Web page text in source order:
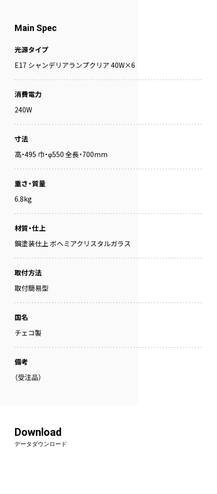
Main Spec
光源タイプ
E17 シャンデリアランプクリア 40W×6
消費電力
240W
寸法
高・495 巾・φ550 全長・700mm
重さ・質量
6.8kg
材質・仕上
鋼塗装仕上 ボヘミアクリスタルガラス
取付方法
取付簡易型
国名
チェコ製
備考
（受注品）
Download
データダウンロード